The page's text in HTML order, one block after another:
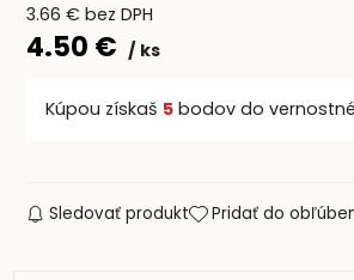
3.66 € bez DPH
4.50 € ks
Kúpou získaš 5bodov do
Sledovať produkt Pridať do